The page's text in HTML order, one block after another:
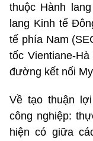
thuộc Hành
lang Kinh tế
tế phía Nam
tốc Vientiane-
đường kết nối
Về tạo thuận
công nghiệp:
hiện có giữa